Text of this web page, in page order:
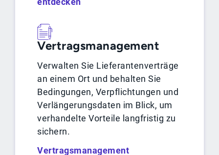
Vertragsmanagement
Verwalten Sie Lieferantenverträge
an einem Ort und behalten Sie
Bedingungen, Verpflichtungen und
Verlängerungsdaten im Blick, um
verhandelte Vorteile langfristig zu
sichern.
Vertragsmanagement